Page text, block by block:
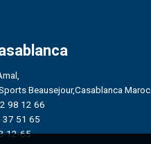
Beausejour,Casablanca Maroc.
98 12 66
37 51 65
12-65